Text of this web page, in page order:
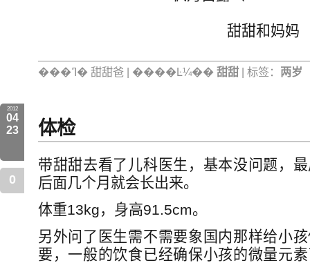
甜甜和妈妈
���ߣ� 甜甜爸 | ����Ŀ¼�� 甜甜 | 标签： 两岁
2012
04
23
0
体检
带甜甜去看了儿科医生，基本没问题，
后面几个月就会长出来。
体重13kg，身高91.5cm。
另外问了医生需不需要象国内那样给小
要，一般的饮食已经确保小孩的微量元